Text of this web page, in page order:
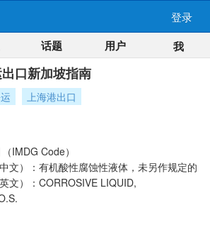
登录
话题 用户 我
口新加坡指南
上海港出口
IMDG Code）
文）：有机酸性腐蚀性液体，未另作规定的
文）：CORROSIVE LIQUID,